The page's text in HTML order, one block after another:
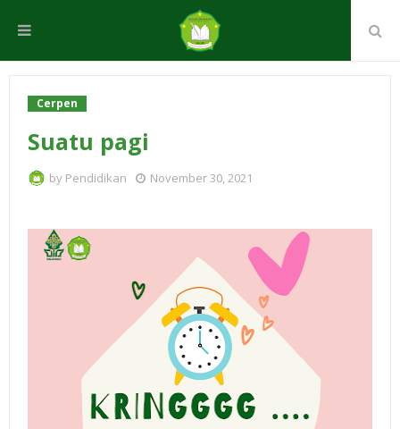
Cerpen
Suatu pagi
by Pendidikan November 30, 2021